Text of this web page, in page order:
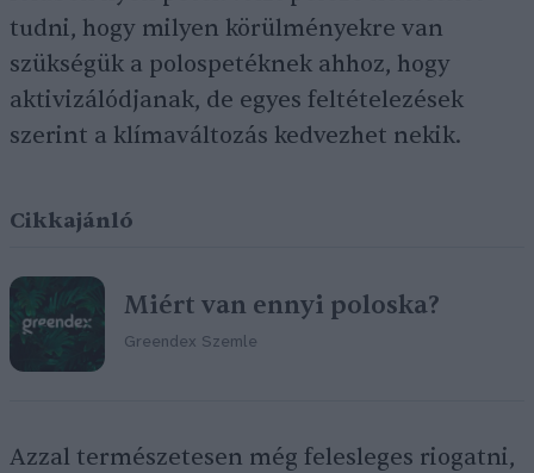
tudni, hogy milyen körülményekre van
szükségük a polospetéknek ahhoz, hogy
aktivizálódjanak, de egyes feltételezések
szerint a klímaváltozás kedvezhet nekik.
Cikkajánló
Miért van ennyi poloska?
Greendex Szemle
Azzal természetesen még felesleges riogatni,